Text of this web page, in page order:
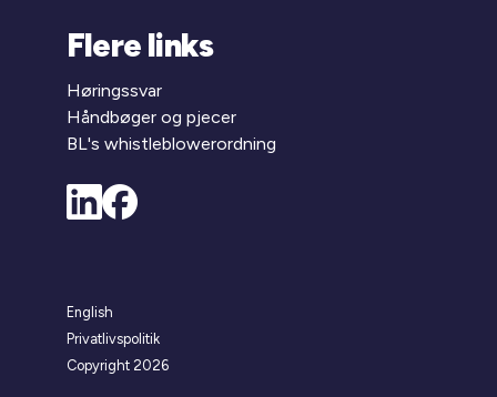
Flere links
Høringssvar
Håndbøger og pjecer
BL's whistleblowerordning
English
Privatlivspolitik
Copyright 2026